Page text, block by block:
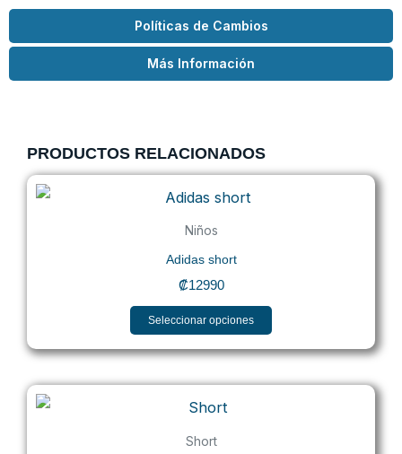
Políticas de Cambios
Más Información
PRODUCTOS RELACIONADOS
Niños
Adidas short
₡12990
Seleccionar opciones
opciones
Short